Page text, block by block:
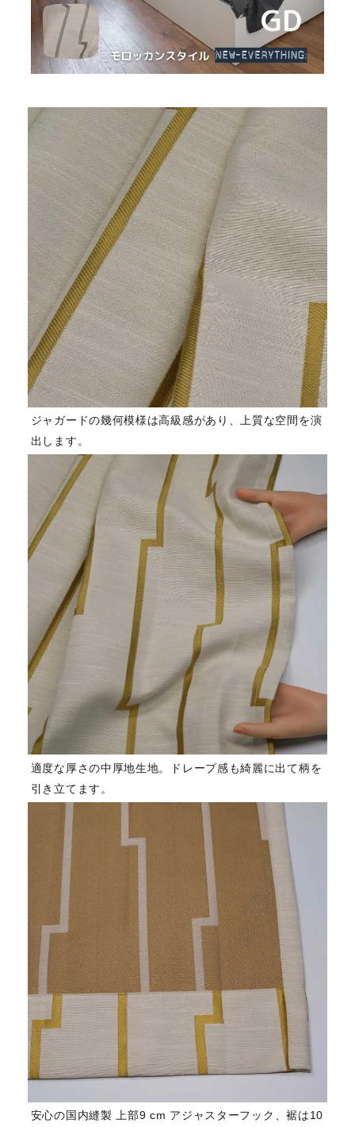
ジャガードの幾何模様は高級感があり、上質な空間を演
出します。
適度な厚さの中厚地生地。ドレープ感も綺麗に出て柄を
引き立てます。
安心の国内縫製 上部9 cm アジャスターフック、裾は10